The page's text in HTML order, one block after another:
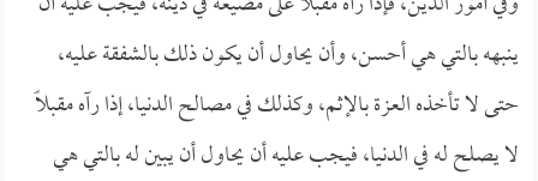
ينبهه بالتي هي أحسن، وأن يحاول أن يكون ذلك بالشفقة عليه،
حتى لا تأخذه العزة بالإثم، وكذلك في مصالح الدنيا، إذا رآه مقبلاً
لا يصلح له في الدنيا، فيجب عليه أن يحاول أن يبين له بالتي هي